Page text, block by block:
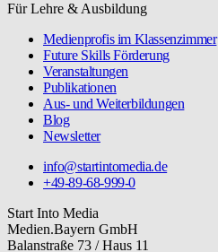
Für Lehre & Ausbildung
Medienprofis im Klassenzimmer
Future Skills Förderung
Veranstaltungen
Publikationen
Aus- und Weiterbildungen
Blog
Newsletter
info@startintomedia.de
+49-89-68-999-0
Start Into Media
Medien.Bayern GmbH
Balanstraße 73 / Haus 11